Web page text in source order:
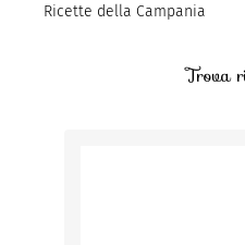
Ricette della Campania
Trova